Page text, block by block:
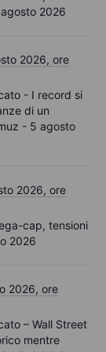
2026
2026, ore
- I record si
di un
- 5 agosto
2026, ore
cap, tensioni
2026
2026, ore
– Wall Street
mentre